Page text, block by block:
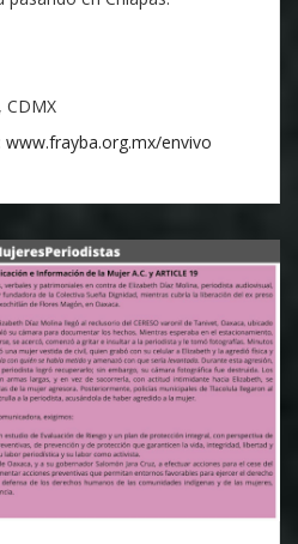
CDMX
www.frayba.org.mx/envivo